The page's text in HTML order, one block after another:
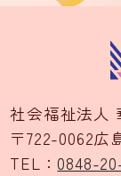
社会福祉法人
〒722-0062広
TEL：0848-